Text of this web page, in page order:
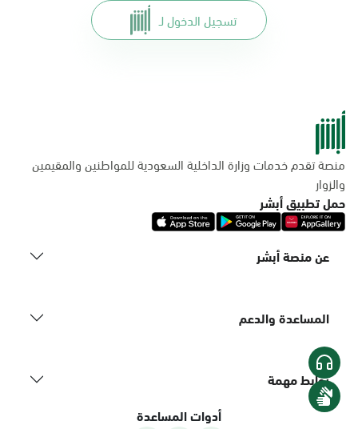
تسجيل الدخول لـ
منصة تقدم خدمات وزارة الداخلية السعودية للمواطنين والمقيمين
والزوار
حمل تطبيق أبشر
عن منصة أبشر
المساعدة والدعم
روابط مهمة
أدوات المساعدة